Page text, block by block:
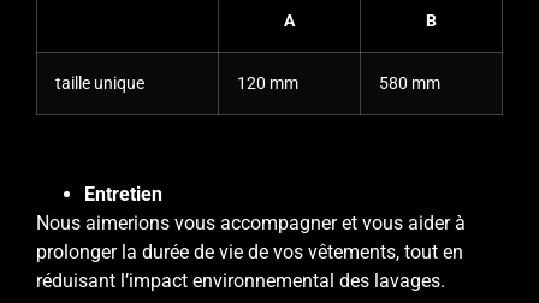
A B
taille unique 120 mm 580 mm
Entretien
Nous aimerions vous accompagner et vous aider à
prolonger la durée de vie de vos vêtements, tout en
réduisant l’impact environnemental des lavages.